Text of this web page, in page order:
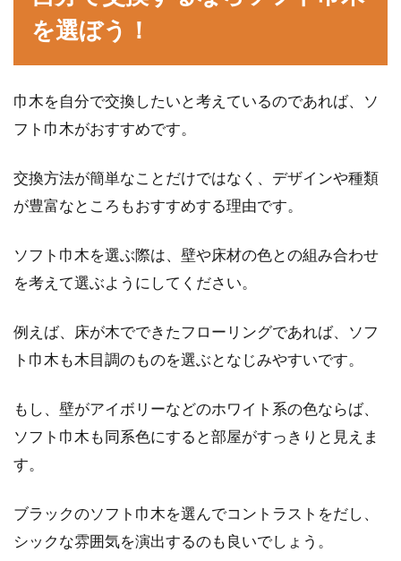
窓用エアコンは便利？取り付けは業
者に依頼せず簡単DIY！
ができない」などの場合に選ばれることも多い
窓用エアコン...
新築のときエアコンの室外機はどこ
新築の場合決めることは沢山ありますが、その
ということが...
窓や窓を囲む枠に名称はあるの？そ
れぞれの役割もご紹介
の形が作られ...
を選ぼう！
巾木を自分で交換したいと考えているのであれば、ソ
フト巾木がおすすめです。
交換方法が簡単なことだけではなく、デザインや種類
が豊富なところもおすすめする理由です。
ソフト巾木を選ぶ際は、壁や床材の色との組み合わせ
を考えて選ぶようにしてください。
例えば、床が木でできたフローリングであれば、ソフ
ト巾木も木目調のものを選ぶとなじみやすいです。
もし、壁がアイボリーなどのホワイト系の色ならば、
ソフト巾木も同系色にすると部屋がすっきりと見えま
す。
ブラックのソフト巾木を選んでコントラストをだし、
シックな雰囲気を演出するのも良いでしょう。